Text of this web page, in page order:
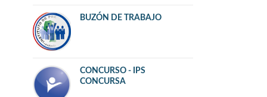
BUZÓN DE TRABAJO
CONCURSO - IPS
CONCURSA